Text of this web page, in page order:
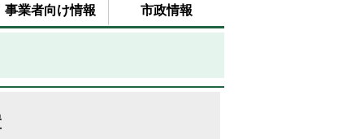
事業者向け情報 市政情報